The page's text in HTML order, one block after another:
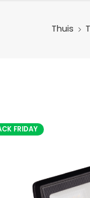
Thuis
FRIDAY